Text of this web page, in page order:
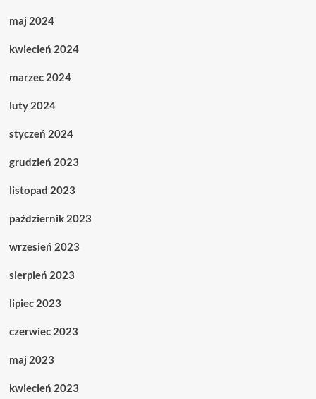
maj 2024
kwiecień 2024
marzec 2024
luty 2024
styczeń 2024
grudzień 2023
listopad 2023
październik 2023
wrzesień 2023
sierpień 2023
lipiec 2023
czerwiec 2023
maj 2023
kwiecień 2023